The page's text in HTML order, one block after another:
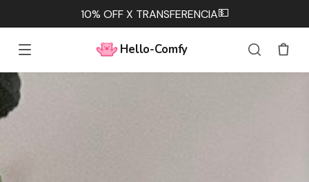
10% OFF X TRANSFERENCIA💵
Hello-Comfy